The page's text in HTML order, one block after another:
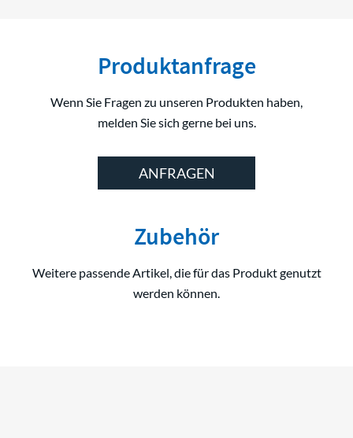
Produktanfrage
Wenn Sie Fragen zu unseren Produkten haben,
melden Sie sich gerne bei uns.
ANFRAGEN
Zubehör
Weitere passende Artikel, die für das Produkt genutzt
werden können.